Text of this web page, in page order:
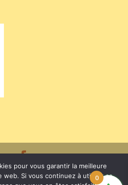
- Photos Valentine CHAPUIS /0
pour vous garantir la meilleure
Si vous continuez à utiliser ce